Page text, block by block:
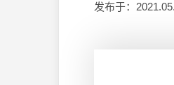
发布于：